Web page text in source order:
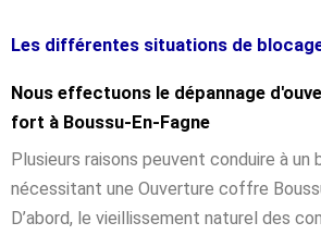
Les différentes situations de
Nous effectuons le dépannage
fort à Boussu-En-Fagne
Plusieurs raisons peuvent conduire à
nécessitant une Ouverture coffre
D’abord, le vieillissement naturel des